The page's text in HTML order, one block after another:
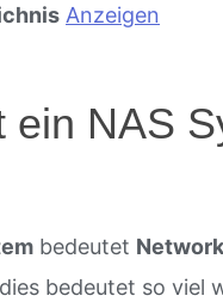
Anzeigen
ein NAS
bedeutet
bedeutet so viel